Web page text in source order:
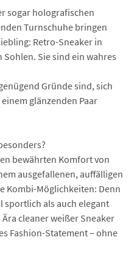
sogar holografischen
Turnschuhe bringen
Retro-Sneaker in
Sie sind ein wahres
Gründe sind, sich
glänzenden Paar
bewährten Komfort von
ausgefallenen, auffälligen
Kombi-Möglichkeiten: Denn
sportlich als auch elegant
cleaner weißer Sneaker
Fashion-Statement – ohne